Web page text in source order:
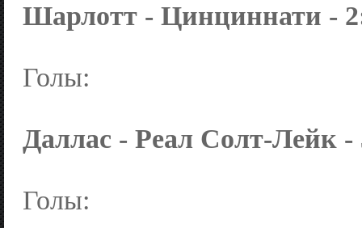
Шарлотт - Цинциннати -
Голы:
Даллас - Реал Солт-Лейк -
Голы: